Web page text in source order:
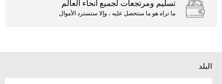
تسليم ومرتجعات لجميع أنحاء العالم
ما تراه هو ما ستحصل عليه ، وإلا ستسترد الأموال
البلد